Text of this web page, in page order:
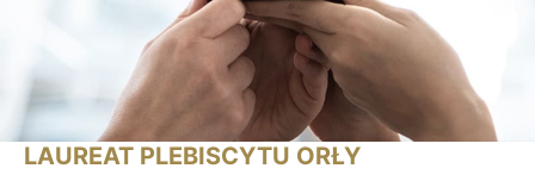
LAUREAT PLEBISCYTU ORŁY